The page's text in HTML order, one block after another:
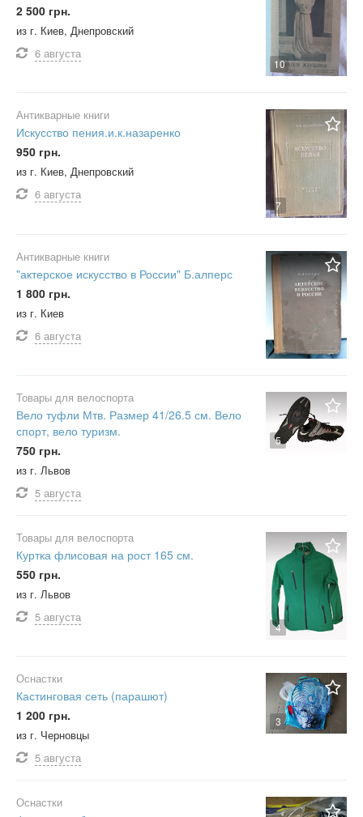
10
2 500 грн.
из г. Киев, Днепровский
6 августа
7
Антикварные книги
Искусство пения.и.к.назаренко
950 грн.
из г. Киев, Днепровский
6 августа
Антикварные книги
"актерское искусство в России" Б.алперс
1 800 грн.
из г. Киев
6 августа
5
Товары для велоспорта
Вело туфли Мтв. Размер 41/26.5 см. Вело
спорт, вело туризм.
750 грн.
из г. Львов
5 августа
4
Товары для велоспорта
Куртка флисовая на рост 165 см.
550 грн.
из г. Львов
5 августа
3
Оснастки
Кастинговая сеть (парашют)
1 200 грн.
из г. Черновцы
5 августа
Оснастки